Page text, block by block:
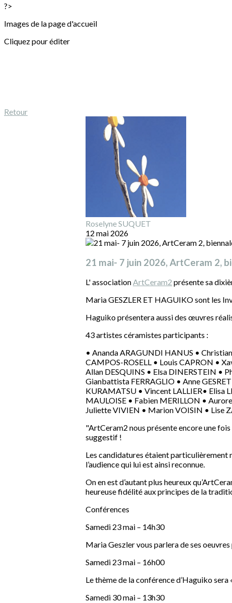
?>
Images de la page d'accueil
Cliquez pour éditer
Retour
Roselyne SUQUET
12 mai 2026
21 mai- 7 juin 2026, ArtCeram 2,
L' associationArtCeram2 présente sa
Maria GESZLER ET HAGUIKO sont les
Haguiko présentera aussi des œuvres
43 artistes céramistes participants :
• Ananda ARAGUNDI HANUS •
CAMPOS-ROSELL • Louis CAPRON •
Allan DESQUINS • Elsa DINERSTEIN •
Gianbattista FERRAGLIO • Anne
KURAMATSU • Vincent LALLIER• Elisa
MAULOISE • Fabien MERILLON •
Juliette VIVIEN • Marion VOISIN • Lise
"ArtCeram2 nous présente encore une
suggestif !
Les candidatures étaient particulièrement
l’audience qui lui est ainsi reconnue.
On en est d’autant plus heureux
heureuse fidélité aux principes de la
Conférences
Samedi 23 mai – 14h30
Maria Geszler vous parlera de ses
Samedi 23 mai – 16h00
Le thème de la conférence d’Haguiko sera
Samedi 30 mai – 13h30